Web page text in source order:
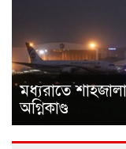
মধ্যরাতে
অগ্নিকাণ্ড